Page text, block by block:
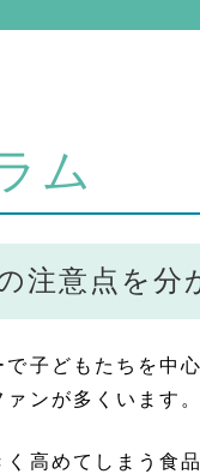
ム
注意点を分
子どもたちを中
ンが多くいます。
高めてしまう食